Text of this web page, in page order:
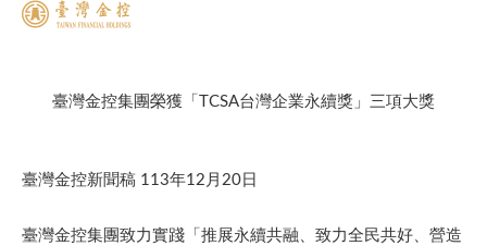
臺灣金控集團榮獲「TCSA台灣企業永續獎」三項大獎
臺灣金控新聞稿 113年12月20日
臺灣金控集團致力實踐「推展永續共融、致力全民共好、營造